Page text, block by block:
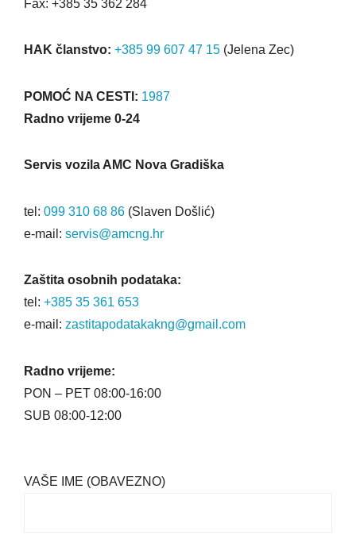
Fax: +385 35 362 284
HAK članstvo: +385 99 607 47 15 (Jelena Zec)
POMOĆ NA CESTI: 1987
Radno vrijeme 0-24
Servis vozila AMC Nova Gradiška
tel: 099 310 68 86 (Slaven Došlić)
e-mail: servis@amcng.hr
Zaštita osobnih podataka:
tel: +385 35 361 653
e-mail: zastitapodatakakng@gmail.com
Radno vrijeme:
PON – PET 08:00-16:00
SUB 08:00-12:00
VAŠE IME (OBAVEZNO)